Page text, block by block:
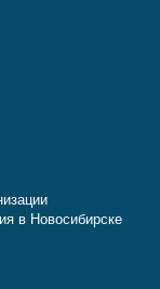
в Новосибирске